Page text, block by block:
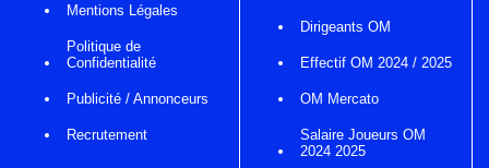
Mentions Légales
Politique de
Confidentialité
Publicité / Annonceurs
Recrutement
Dirigeants OM
Effectif OM 2024 / 2025
OM Mercato
Salaire Joueurs OM
2024 2025